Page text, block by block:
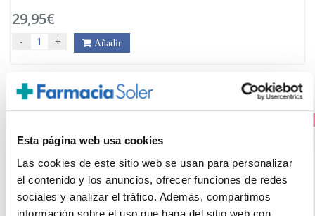
Esta página web usa cookies
Las cookies de este sitio web se usan para personalizar
el contenido y los anuncios, ofrecer funciones de redes
sociales y analizar el tráfico. Además, compartimos
información sobre el uso que haga del sitio web con
29,95€
- + Añadir